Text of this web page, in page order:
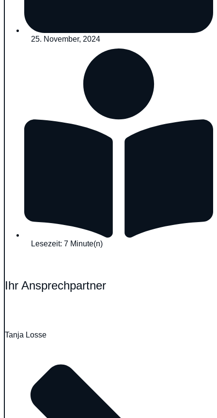
25. November, 2024
Lesezeit: 7 Minute(n)
Ihr Ansprechpartner
Tanja Losse